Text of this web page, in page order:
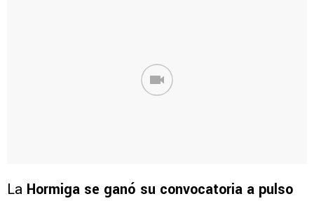
La Hormiga se ganó su convocatoria a pulso